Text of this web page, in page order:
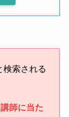
検索される
師に当た